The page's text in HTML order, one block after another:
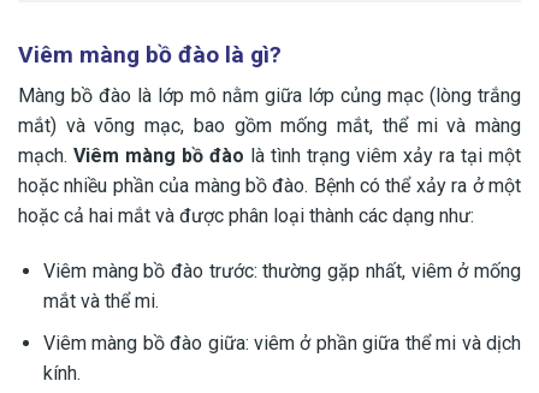
Viêm màng bồ đào là gì?
Màng bồ đào là lớp mô nằm giữa lớp củng mạc (lòng trắng
mắt) và võng mạc, bao gồm mống mắt, thể mi và màng
mạch. Viêm màng bồ đào là tình trạng viêm xảy ra tại một
hoặc nhiều phần của màng bồ đào. Bệnh có thể xảy ra ở một
hoặc cả hai mắt và được phân loại thành các dạng như:
Viêm màng bồ đào trước: thường gặp nhất, viêm ở mống
mắt và thể mi.
Viêm màng bồ đào giữa: viêm ở phần giữa thể mi và dịch
kính.